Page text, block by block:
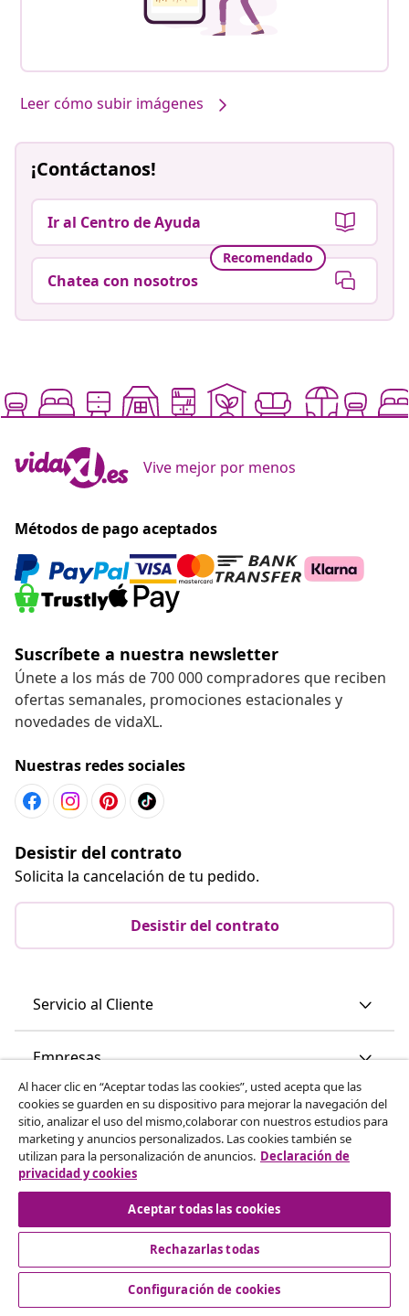
Leer cómo subir imágenes
¡Contáctanos!
Ir al Centro de Ayuda
Recomendado
Chatea con nosotros
Vive mejor por menos
Métodos de pago aceptados
Suscríbete a nuestra newsletter
Únete a los más de 700 000 compradores que reciben
ofertas semanales, promociones estacionales y
novedades de vidaXL.
Nuestras redes sociales
Desistir del contrato
Solicita la cancelación de tu pedido.
Desistir del contrato
Servicio al Cliente
Empresas
vidaXL
Descubre mas
© 2008-2026 vidaXL www.vidaxl.es es una página web de
Al hacer clic en “Aceptar todas las cookies”, usted acepta que las
cookies se guarden en su dispositivo para mejorar la navegación del
sitio, analizar el uso del mismo,colaborar con nuestros estudios para
marketing y anuncios personalizados. Las cookies también se
utilizan para la personalización de anuncios. Declaración de
privacidad y cookies
Aceptar todas las cookies
Rechazarlas todas
Configuración de cookies